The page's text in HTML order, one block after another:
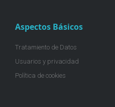
Aspectos Básicos
Tratamiento de Datos
Usuarios y privacidad
Política de cookies